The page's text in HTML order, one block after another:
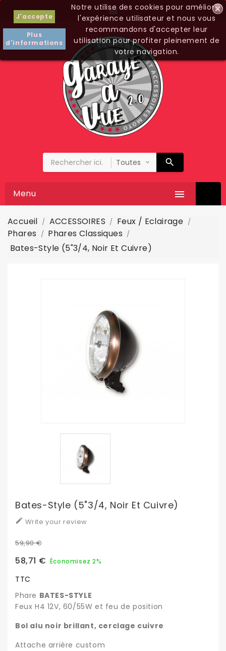

J'accepte
Plus
d'informations
Notre utilise des cookies pour améliorer
l'expérience utilisateur et nous vous
recommandons d'accepter leur
utilisation pour profiter pleinement de
votre navigation.

Menu
Accueil ACCESSOIRES
Feux / Eclairage
Phares
Phares Classiques
Bates-Style (5"3/4, Noir Et Cuivre)
Bates-Style (5"3/4, Noir Et Cuivre)
 Write your review
59,90 €
58,71 € Économisez 2%
TTC
Phare BATES-STYLE
Feux H4 12V, 60/55W et feu de position
Bol alu noir brillant, cerclage cuivre
Attache arrière custom